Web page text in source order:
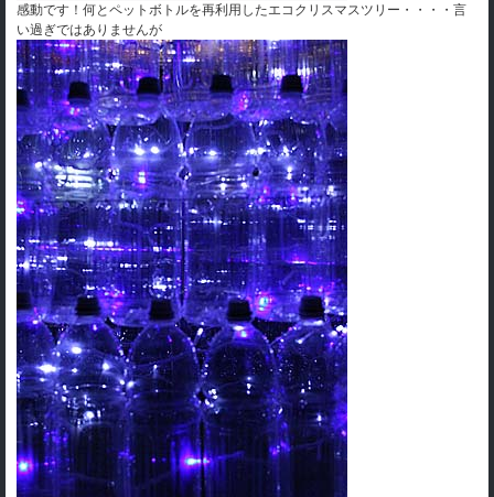
感動です！何とペットボトルを再利用したエコクリスマスツリー・・・・言
い過ぎではありませんが